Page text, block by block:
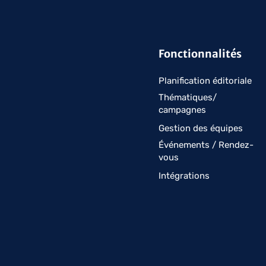
Fonctionnalités
Planification éditoriale
Thématiques/
campagnes
Gestion des équipes
Événements / Rendez-
vous
Intégrations